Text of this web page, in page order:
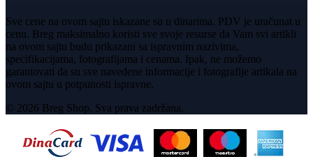
Sve cene na ovom sajtu iskazane su u dinarima. PDV je uračunat u
cenu. Breg maksimalno koristi sve svoje resurse da Vam svi artikli
na ovom sajtu budu prikazani sa ispravnim nazivima,
specifikacijama, fotografijama i cenama. Ipak, ne možemo
garantovati da su sve navedene informacije i fotografije artikala na
ovom sajtu u potpunosti ispravne.
© 2026 Breg Shop. Sva prava zadržana.